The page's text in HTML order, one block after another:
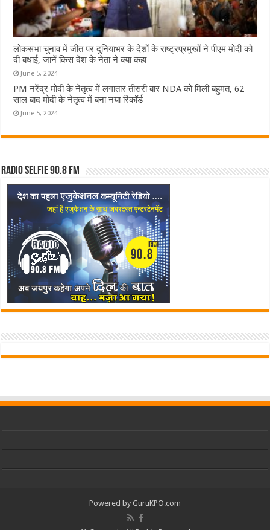
लोकसभा चुनाव में जीत पर दुनियाभर के देशों के राष्ट्रप्रमुखों ने पीएम मोदी को
दी बधाई, जानें किस देश के नेता ने क्या कहा
June 5, 2024
PM नरेंद्र मोदी के नेतृत्व में लगातार तीसरी बार NDA को मिली बहुमत, 62
साल बाद मोदी के नेतृत्व में बना नया रिकॉर्ड
June 5, 2024
Radio Selfie 90.8 FM
Powered by GuruKPO.com